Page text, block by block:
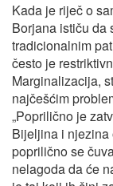
Kada je riječ o
Borjana ističu da
tradicionalnim
često je
Marginalizacija,
najčešćim
„Poprilično je
Bijeljina i njezina
poprilično se
nelagoda da će